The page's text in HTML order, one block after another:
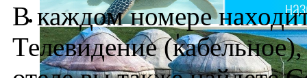
В каждом номере
Телевидение